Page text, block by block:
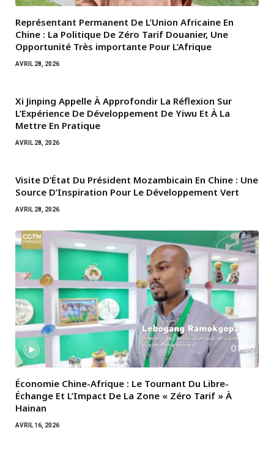
Représentant Permanent De L’Union Africaine En
Chine : La Politique De Zéro Tarif Douanier, Une
Opportunité Très importante Pour L’Afrique
AVRIL 28, 2026
Xi Jinping Appelle À Approfondir La Réflexion Sur
L’Expérience De Développement De Yiwu Et À La
Mettre En Pratique
AVRIL 28, 2026
Visite D’État Du Président Mozambicain En Chine : Une
Source D’Inspiration Pour Le Développement Vert
AVRIL 28, 2026
Économie Chine-Afrique : Le Tournant Du Libre-
Échange Et L’Impact De La Zone « Zéro Tarif » À
Hainan
AVRIL 16, 2026